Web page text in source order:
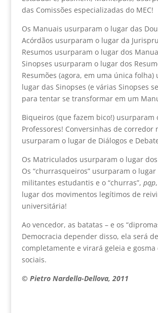
das Comissões especializadas do MEC!
Os Manuais usurparam o lugar das
Acórdãos usurparam o lugar da
Resumos usurparam o lugar dos
Sinopses usurparam o lugar dos
Resumões (agora, em uma única folha)
lugar das Sinopses (e várias Sinopses
para tentar se transformar em um
Biqueiros (que fazem bico!) usurparam
Professores! Conversinhas de corredor
usurparam o lugar de Diálogos e
Os Matriculados usurparam o lugar
Os “churrasqueiros” usurparam o lugar
militantes estudantis e o “churras”, pqp
lugar dos movimentos legítimos de
universitária!
Ao vencedor, as batatas – e os
Democracia depender disso, ela será
completamente e virará geleia e gosma
sociais.
© Pietro Nardella-Dellova, 2011